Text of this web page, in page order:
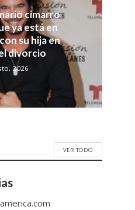
cimarro
ya está en
su hija en
divorcio
2026
VER TODO